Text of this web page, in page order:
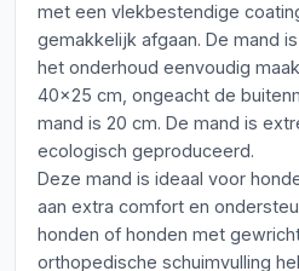
met een vlekbestendige
gemakkelijk afgaan. De mand
het onderhoud eenvoudig
40x25 cm, ongeacht de
mand is 20 cm. De mand is
ecologisch geproduceerd.
Deze mand is ideaal voor
aan extra comfort en
honden of honden met
orthopedische schuimvulling